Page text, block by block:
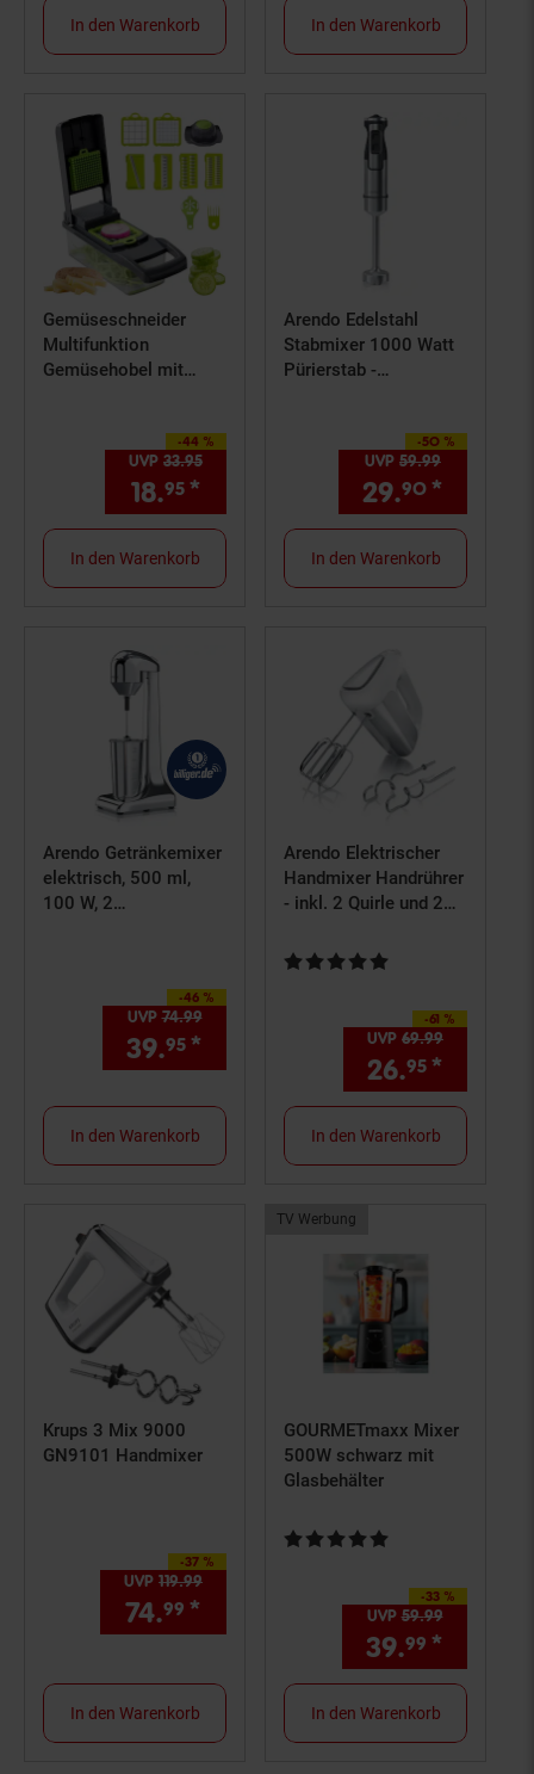
In den Warenkorb In den Warenkorb
Gemüseschneider
Multifunktion
Gemüsehobel mit
-44 %
Sie Sparen 44 Prozent,
UVP 33.95
18.95 * Aktueller Preis: 18,95
In den Warenkorb
Arendo Edelstahl
Stabmixer 1000 Watt
Pürierstab -
silber/schwarz
-50 %
Sie Sparen 50 Prozent,
UVP 59.99
29.90 *
In den Warenkorb
Arendo Getränkemixer
elektrisch, 500 ml,
100 W, 2
Cocktails, Silber -46 %
Sie Sparen 46 Prozent,
UVP74.99UVP : 74,
39.95 * Aktueller Preis: 39,95
In den Warenkorb
Arendo Elektrischer
Handmixer Handrührer
- inkl. 2 Quirle und 2
Edelstahl -
Turbotaste
Kundenbewertung: 5 von 5
-61 %
Sie Sparen 61 Prozent,
UVP 69.99
26.95 *
In den Warenkorb
Krups 3 Mix 9000
GN9101 Handmixer
-37 %
Sie Sparen 37 Prozent,
UVP 119.99
74.99 * Aktueller Preis: 74,99€
In den Warenkorb
GOURMETmaxx Mixer
500W schwarz mit
Glasbehälter
Kundenbewertung: 5 von 5
-33 %
Sie Sparen 33 Prozent,
UVP59.99UVP : 59,
39.99 *
TV Werbung
In den Warenkorb